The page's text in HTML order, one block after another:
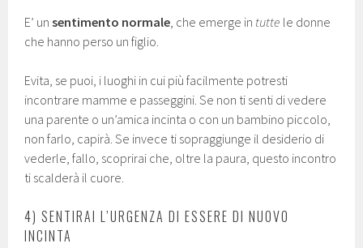
E’ unsentimento normale , che emerge in tutte le donne
che hanno perso un figlio.
Evita, se puoi, i luoghi in cui più facilmente potresti
incontrare mamme e passeggini. Se non ti senti di vedere
una parente o un’amica incinta o con un bambino piccolo,
non farlo, capirà. Se invece ti sopraggiunge il desiderio di
vederle, fallo, scoprirai che, oltre la paura, questo incontro
ti scalderà il cuore.
4) SENTIRAI L’URGENZA DI ESSERE DI NUOVO
INCINTA